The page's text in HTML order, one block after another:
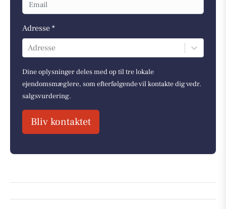
Adresse *
Adresse
Dine oplysninger deles med op til tre lokale
ejendomsmæglere, som efterfølgende vil kontakte dig vedr.
salgsvurdering.
Bliv kontaktet